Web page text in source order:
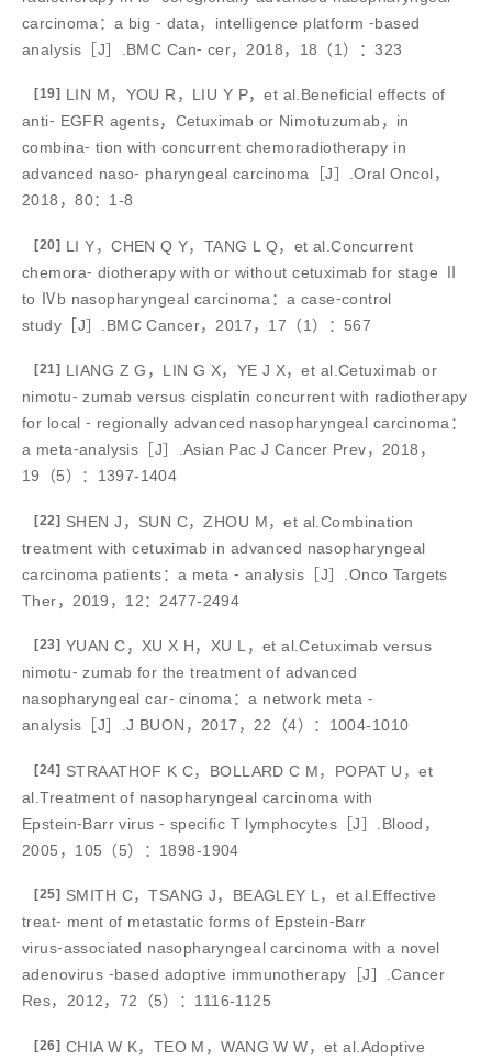
carcinoma：a big ⁃ data，intelligence platform ⁃based
analysis［J］.BMC Can⁃ cer，2018，18（1）：323
[19] LIN M，YOU R，LIU Y P，et al.Beneficial effects of
anti⁃ EGFR agents，Cetuximab or Nimotuzumab，in
combina⁃ tion with concurrent chemoradiotherapy in
advanced naso⁃ pharyngeal carcinoma［J］.Oral Oncol，
2018，80：1-8
[20] LI Y，CHEN Q Y，TANG L Q，et al.Concurrent
chemora⁃ diotherapy with or without cetuximab for stage Ⅱ
to Ⅳb nasopharyngeal carcinoma：a case⁃control
study［J］.BMC Cancer，2017，17（1）：567
[21] LIANG Z G，LIN G X，YE J X，et al.Cetuximab or
nimotu⁃ zumab versus cisplatin concurrent with radiotherapy
for local ⁃ regionally advanced nasopharyngeal carcinoma：
a meta⁃analysis［J］.Asian Pac J Cancer Prev，2018，
19（5）：1397-1404
[22] SHEN J，SUN C，ZHOU M，et al.Combination
treatment with cetuximab in advanced nasopharyngeal
carcinoma patients：a meta ⁃ analysis［J］.Onco Targets
Ther，2019，12：2477-2494
[23] YUAN C，XU X H，XU L，et al.Cetuximab versus
nimotu⁃ zumab for the treatment of advanced
nasopharyngeal car⁃ cinoma：a network meta ⁃
analysis［J］.J BUON，2017，22（4）：1004-1010
[24] STRAATHOF K C，BOLLARD C M，POPAT U，et
al.Treatment of nasopharyngeal carcinoma with
Epstein⁃Barr virus ⁃ specific T lymphocytes［J］.Blood，
2005，105（5）：1898-1904
[25] SMITH C，TSANG J，BEAGLEY L，et al.Effective
treat⁃ ment of metastatic forms of Epstein⁃Barr
virus⁃associated nasopharyngeal carcinoma with a novel
adenovirus ⁃based adoptive immunotherapy［J］.Cancer
Res，2012，72（5）：1116-1125
[26] CHIA W K，TEO M，WANG W W，et al.Adoptive